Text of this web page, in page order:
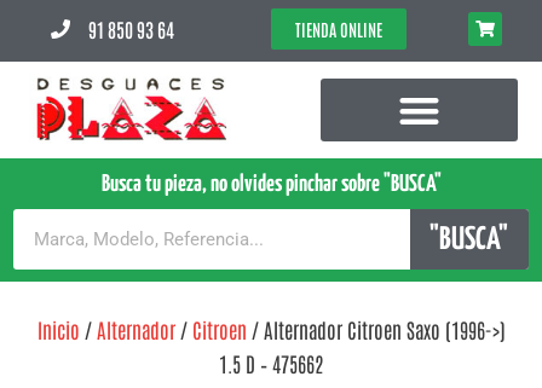
91 850 93 64 TIENDA ONLINE
Busca tu pieza, no olvides pinchar sobre "BUSCA"
"BUSCA"
Inicio / Alternador/ Citroen / Alternador Citroen Saxo (1996->)
1.5 D – 475662